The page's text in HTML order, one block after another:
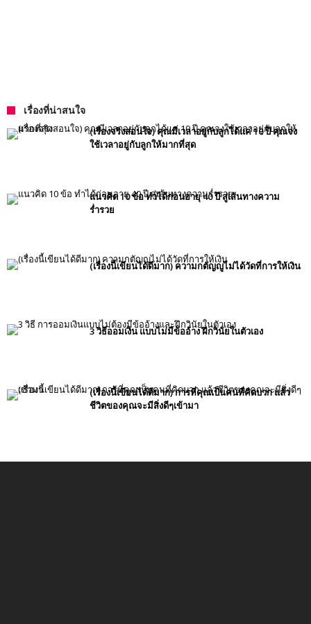
เรื่องที่น่าสนใจ
(เรื่องจริงสอนใจ) คุณมีเวลาอยู่กับลูกได้แค่ 10 ปี คุณจง
ใช้เวลาอยู่กับลูกให้มากที่สุด
แนวคิด 10 ข้อ ทำได้ก่อนอายุ 40 ปี สู่เส้นทางความ
ร่ำรวย
(เรื่องนี้เขียนได้ดีมาก) ความกตัญญูไม่ได้วัดที่การให้เงิน
3 วิธีออมเงิน แบบไม่มีข้ออ้าง ฝึกวินัยในตัวเอง
(เรื่องนี้เขียนได้ดีมาก) การที่คุณเป็นคนที่คิดบวก แล้ว
ชีวิตของคุณจะมีสิ่งดีๆเข้ามา